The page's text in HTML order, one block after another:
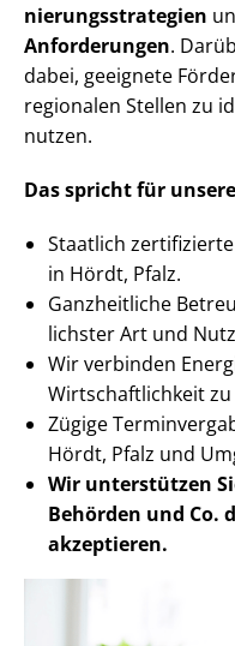
nie­rungs­stra­te­gien
Anforderungen.
dabei, geeignete
regionalen Stellen zu
nutzen.
Das spricht für
Staatlich
in Hördt, Pfalz.
Ganzheitliche
lichs­ter Art und
Wir verbinden
Wirt­schaft­lich­keit
Zügige
Hördt, Pfalz und
Wir unterstützen
Behörden und Co.
akzeptieren.